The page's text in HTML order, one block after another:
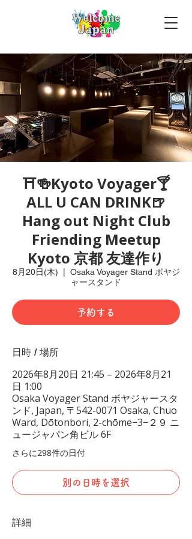
⛩🍻Kyoto Voyager🍸
ALL U CAN DRINK🍺
Hang out Night Club
Friending Meetup
Kyoto 京都 友達作り
8月20日(木)
Osaka Voyager Stand ボヤジ
ャースタンド
予約する
日時 / 場所
2026年8月20日 21:45 – 2026年8月21
日 1:00
Osaka Voyager Stand ボヤジャースタ
ンド, Japan, 〒542-0071 Osaka, Chuo
Ward, Dōtonbori, 2-chōme−3−２９ ニ
ュージャパン角ビル 6F
さらに298件の日付
別の日時を選択
詳細